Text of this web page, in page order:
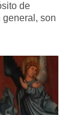
de
son